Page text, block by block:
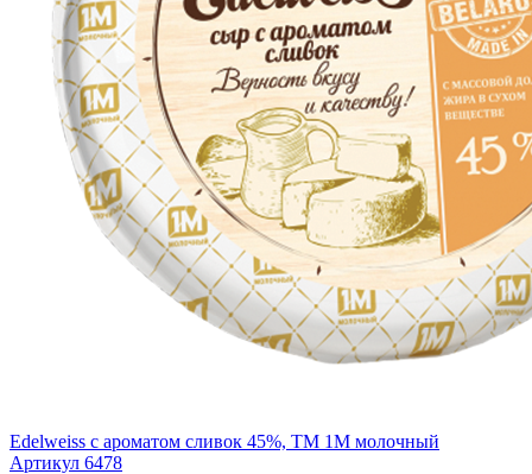
Edelweiss с ароматом сливок 45%, ТМ 1М молочный
Артикул 6478